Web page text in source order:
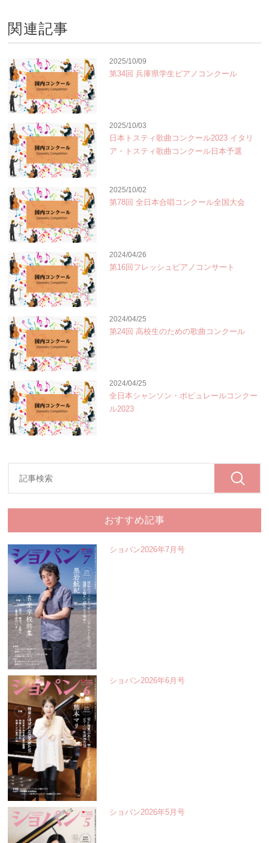
関連記事
2025/10/09
第34回 兵庫県学生ピアノコンクール
2025/10/03
日本トスティ歌曲コンクール2023 イタリ
ア・トスティ歌曲コンクール日本予選
2025/10/02
第78回 全日本合唱コンクール全国大会
2024/04/26
第16回フレッシュピアノコンサート
2024/04/25
第24回 高校生のための歌曲コンクール
2024/04/25
全日本シャンソン・ポピュレールコンクー
ル2023
おすすめ記事
ショパン2026年7月号
ショパン2026年6月号
ショパン2026年5月号